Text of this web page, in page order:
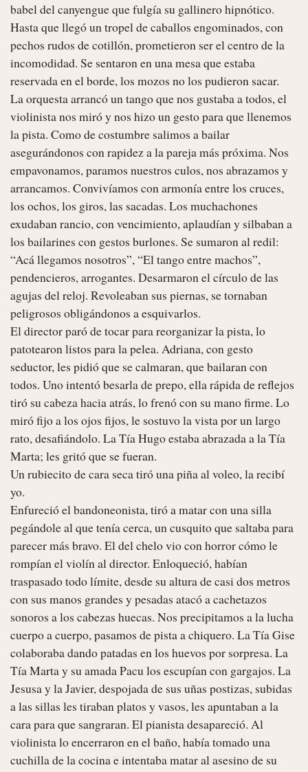
babel del canyengue que fulgía su gallinero hipnótico.
Hasta que llegó un tropel de caballos engominados, con
pechos rudos de cotillón, prometieron ser el centro de la
incomodidad. Se sentaron en una mesa que estaba
reservada en el borde, los mozos no los pudieron sacar.
La orquesta arrancó un tango que nos gustaba a todos, el
violinista nos miró y nos hizo un gesto para que llenemos
la pista. Como de costumbre salimos a bailar
asegurándonos con rapidez a la pareja más próxima. Nos
empavonamos, paramos nuestros culos, nos abrazamos y
arrancamos. Convivíamos con armonía entre los cruces,
los ochos, los giros, las sacadas. Los muchachones
exudaban rancio, con vencimiento, aplaudían y silbaban a
los bailarines con gestos burlones. Se sumaron al redil:
“Acá llegamos nosotros”, “El tango entre machos”,
pendencieros, arrogantes. Desarmaron el círculo de las
agujas del reloj. Revoleaban sus piernas, se tornaban
peligrosos obligándonos a esquivarlos.
El director paró de tocar para reorganizar la pista, lo
patotearon listos para la pelea. Adriana, con gesto
seductor, les pidió que se calmaran, que bailaran con
todos. Uno intentó besarla de prepo, ella rápida de reflejos
tiró su cabeza hacia atrás, lo frenó con su mano firme. Lo
miró fijo a los ojos fijos, le sostuvo la vista por un largo
rato, desafiándolo. La Tía Hugo estaba abrazada a la Tía
Marta; les gritó que se fueran.
Un rubiecito de cara seca tiró una piña al voleo, la recibí
yo.
Enfureció el bandoneonista, tiró a matar con una silla
pegándole al que tenía cerca, un cusquito que saltaba para
parecer más bravo. El del chelo vio con horror cómo le
rompían el violín al director. Enloqueció, habían
traspasado todo límite, desde su altura de casi dos metros
con sus manos grandes y pesadas atacó a cachetazos
sonoros a los cabezas huecas. Nos precipitamos a la lucha
cuerpo a cuerpo, pasamos de pista a chiquero. La Tía Gise
colaboraba dando patadas en los huevos por sorpresa. La
Tía Marta y su amada Pacu los escupían con gargajos. La
Jesusa y la Javier, despojada de sus uñas postizas, subidas
a las sillas les tiraban platos y vasos, les apuntaban a la
cara para que sangraran. El pianista desapareció. Al
violinista lo encerraron en el baño, había tomado una
cuchilla de la cocina e intentaba matar al asesino de su